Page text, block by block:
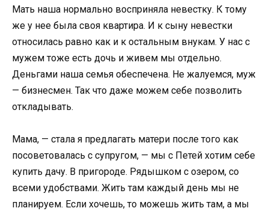
Мать наша нормально восприняла невестку. К тому
же у нее была своя квартира. И к сыну невестки
относилась равно как и к остальным внукам. У нас с
мужем тоже есть дочь и живем мы отдельно.
Деньгами наша семья обеспечена. Не жалуемся, муж
— бизнесмен. Так что даже можем себе позволить
откладывать.
Мама, — стала я предлагать матери после того как
посоветовалась с супругом, — мы с Петей хотим себе
купить дачу. В пригороде. Рядышком с озером, со
всеми удобствами. Жить там каждый день мы не
планируем. Если хочешь, то можешь жить там, а мы